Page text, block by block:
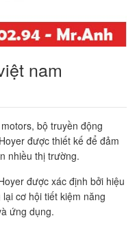
nam
bộ truyền động
được thiết kế để đảm
nhiều thị trường.
được xác định bởi hiệu
cơ hội tiết kiệm năng
ứng dụng.